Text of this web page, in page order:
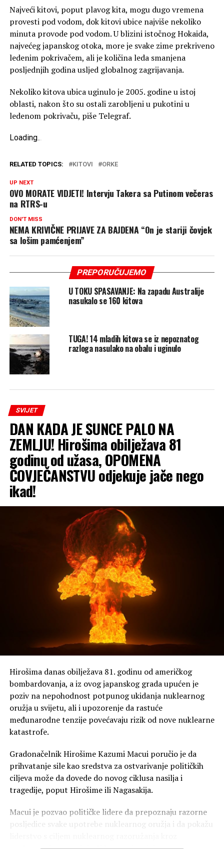
Najveći kitovi, poput plavog kita, mogu dugo vremena
provesti pod vodom, dok kitovi ubice najviše nekoliko
minuta provode pod vodom. U blizini istočnog Hokaida,
najvećeg japanskog otoka, more je svake zime prekriveno
ledenim pokrivačem, ali je količina leda smanjena
posljednjih godina usljed globalnog zagrijavanja.
Nekoliko kitova ubica uginulo je 2005. godine u istoj
oblasti, nakon što su ostali zarobljeni u pukotini u
ledenom pokrivaču, piše Telegraf.
Loading..
RELATED TOPICS: KITOVI ORKE
UP NEXT
OVO MORATE VIDJETI! Intervju Takera sa Putinom večeras
na RTRS-u
DON'T MISS
NEMA KRIVIČNE PRIJAVE ZA BAJDENA “On je stariji čovjek
sa lošim pamćenjem”
PREPORUČUJEMO
U TOKU SPASAVANJE: Na zapadu Australije
nasukalo se 160 kitova
TUGA! 14 mladih kitova se iz nepoznatog
razloga nasulako na obalu i uginulo
SVIJET
DAN KADA JE SUNCE PALO NA
ZEMLJU! Hirošima obilježava 81
godinu od užasa, OPOMENA
ČOVJEČANSTVU odjekuje jače nego
ikad!
Hirošima danas obilježava 81. godinu od američkog
bombardovanja, a iz ovog japanskog grada upućen je
poziv na nepohodnost potpunog ukidanja nuklearnog
oružja u svijetu, ali i upozorenje da rastuće
međunarodne tenzije povećavaju rizik od nove nuklearne
katastrofe.
Gradonačelnik Hirošime Kazumi Macui poručio je da
prihvatanje sile kao sredstva za ostvarivanje političkih
ciljeva može da dovede do novog ciklusa nasilja i
tragedije, poput Hirošime ili Nagasakija.
Macui je pozvao političke lidere da prepoznaju razorne
posljedice svake upotrebe nuklearnog oružja i da pokažu